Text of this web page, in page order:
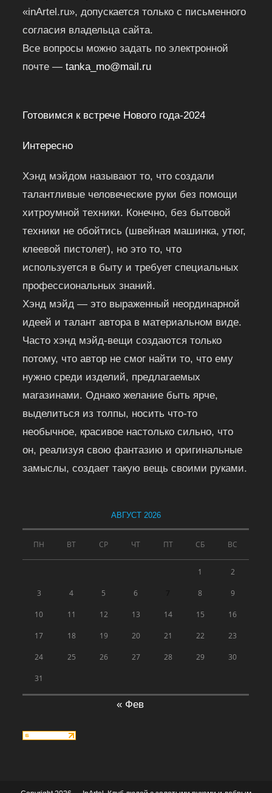
«inArtel.ru», допускается только с письменного
согласия владельца сайта.
Все вопросы можно задать по электронной
почте —tanka_mo@mail.ru
Готовимся к встрече Нового года-2024
Интересно
Хэнд мэйдом называют то, что создали
талантливые человеческие руки без помощи
хитроумной техники. Конечно, без бытовой
техники не обойтись (швейная машинка, утюг,
клеевой пистолет), но это то, что
используется в быту и требует специальных
профессиональных знаний.
Хэнд мэйд — это выраженный неординарной
идеей и талант автора в материальном виде.
Часто хэнд мэйд-вещи создаются только
потому, что автор не смог найти то, что ему
нужно среди изделий, предлагаемых
магазинами. Однако желание быть ярче,
выделиться из толпы, носить что-то
необычное, красивое настолько сильно, что
он, реализуя свою фантазию и оригинальные
замыслы, создает такую вещь своими руками.
АВГУСТ 2026
ПН ВТ СР ЧТ ПТ СБ ВС
1 2
3 4 5 6 8 9
10 11 12 13 14 15 16
17 18 19 20 21 22 23
24 25 26 27 28 29 30
31
« Фев